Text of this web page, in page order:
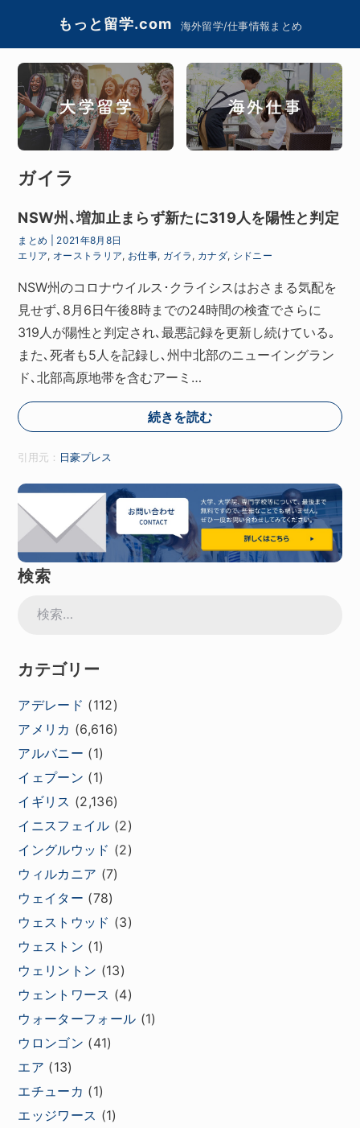
もっと留学.com 海外留学/仕事情報まとめ
ガイラ
NSW州､増加止まらず新たに319人を陽性と判定
まとめ
2021年8月8日
エリア, オーストラリア, お仕事, ガイラ , カナダ, シドニー
NSW州のコロナウイルス･クライシスはおさまる気配を
見せず､8月6日午後8時までの24時間の検査でさらに
319人が陽性と判定され､最悪記録を更新し続けている｡
また､死者も5人を記録し､州中北部のニューイングラン
ド､北部高原地帯を含むアーミ…
続きを読む
引用元： 日豪プレス
検索
カテゴリー
アデレード (112)
アメリカ (6,616)
アルバニー (1)
イェプーン (1)
イギリス (2,136)
イニスフェイル (2)
イングルウッド (2)
ウィルカニア (7)
ウェイター (78)
ウェストウッド (3)
ウェストン (1)
ウェリントン (13)
ウェントワース (4)
ウォーターフォール (1)
ウロンゴン (41)
エア (13)
エチューカ (1)
エッジワース (1)